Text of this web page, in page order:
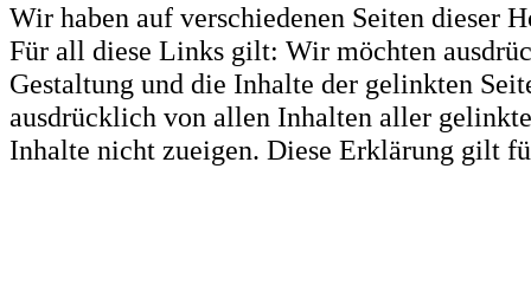
Wir haben auf verschiedenen Seiten dieser
Für all diese Links gilt: Wir möchten
Gestaltung und die Inhalte der gelinkten
ausdrücklich von allen Inhalten aller
Inhalte nicht zueigen. Diese Erklärung gilt